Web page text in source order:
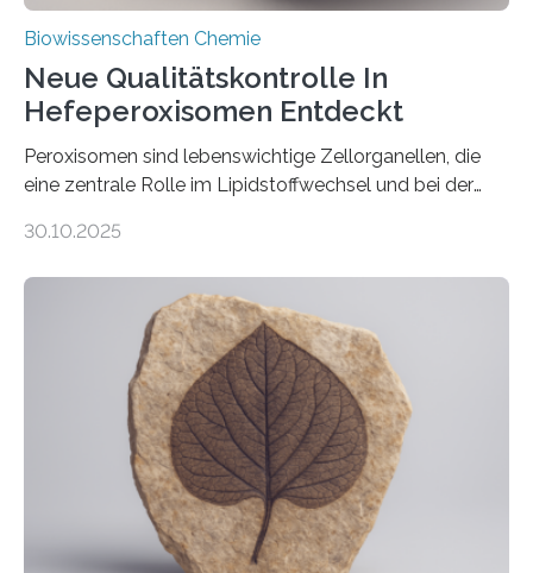
Biowissenschaften Chemie
Neue Qualitätskontrolle In
Hefeperoxisomen Entdeckt
Peroxisomen sind lebenswichtige Zellorganellen, die
eine zentrale Rolle im Lipidstoffwechsel und bei der
erfüllen können, müssen zahlreiche Enzyme präzise in
der Ruhr-Universität Bochum um Prof. Dr. Ralf Erdmann
und Dr. Ismaila Francis Yusuf hat nun einen bislang
unbekannten Qualitätskontrollmechanismus des
peroxisomalen Proteintransports in der Bäckerhefe
Saccharomyces cerevisiae entdeckt, der für die
Funktionsfähigkeit der Organellen entscheidend ist. Die
Studie wurde am 28. Oktober 2025 in der
Fachzeitschrift…
30.10.2025